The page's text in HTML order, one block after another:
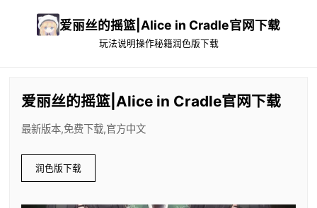
爱丽丝的摇篮|Alice in Cradle官网下载
玩法说明操作秘籍润色版下载
爱丽丝的摇篮|Alice in Cradle官网下载
最新版本,免费下载,官方中文
润色版下载